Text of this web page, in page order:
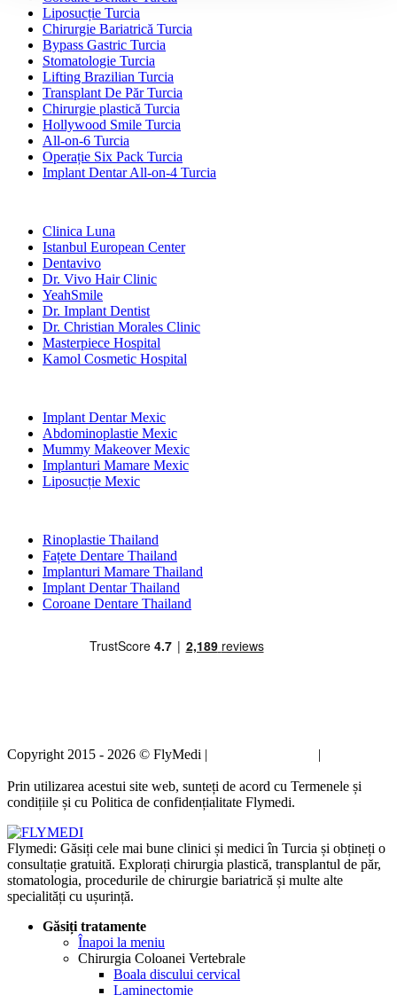
Liposucție Turcia
Chirurgie Bariatrică Turcia
Bypass Gastric Turcia
Stomatologie Turcia
Lifting Brazilian Turcia
Transplant De Păr Turcia
Chirurgie plastică Turcia
Hollywood Smile Turcia
All-on-6 Turcia
Operație Six Pack Turcia
Implant Dentar All-on-4 Turcia
Clinica Luna
Istanbul European Center
Dentavivo
Dr. Vivo Hair Clinic
YeahSmile
Dr. Implant Dentist
Dr. Christian Morales Clinic
Masterpiece Hospital
Kamol Cosmetic Hospital
Implant Dentar Mexic
Abdominoplastie Mexic
Mummy Makeover Mexic
Implanturi Mamare Mexic
Liposucție Mexic
Rinoplastie Thailand
Fațete Dentare Thailand
Implanturi Mamare Thailand
Implant Dentar Thailand
Coroane Dentare Thailand
Copyright 2015 - 2026 © FlyMedi | |
Prin utilizarea acestui site web, sunteți de acord cu Termenele și
condițiile și cu Politica de confidențialitate Flymedi.
Flymedi: Găsiți cele mai bune clinici și medici în Turcia și obțineți o
consultație gratuită. Explorați chirurgia plastică, transplantul de păr,
stomatologia, procedurile de chirurgie bariatrică și multe alte
specialități cu ușurință.
Găsiți tratamente
Înapoi la meniu
Chirurgia Coloanei Vertebrale
Boala discului cervical
Laminectomie